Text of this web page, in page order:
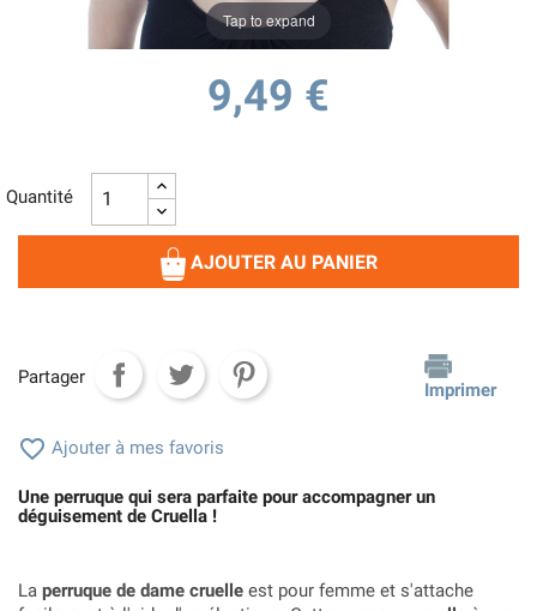
Tap to expand
9,49 €
Quantité
AJOUTER AU PANIER
Partager
Imprimer
 Ajouter à mes favoris
Une perruque qui sera parfaite pour accompagner un
déguisement de Cruella !
La perruque de dame cruelle est pour femme et s'attache